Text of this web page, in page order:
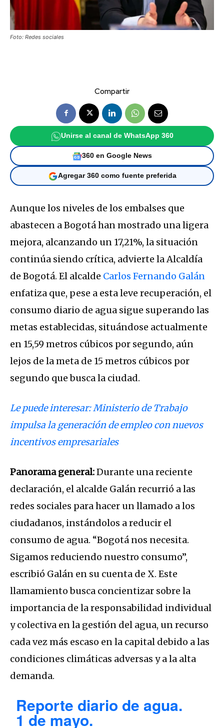
Foto: Redes sociales
Compartir
Unirse al canal de WhatsApp 360
360 en Google News
Agregar 360 como fuente preferida
Aunque los niveles de los embalses que
abastecen a Bogotá han mostrado una ligera
mejora, alcanzando un 17,21%, la situación
continúa siendo crítica, advierte la Alcaldía
de Bogotá. El alcalde Carlos Fernando Galán
enfatiza que, pese a esta leve recuperación, el
consumo diario de agua sigue superando las
metas establecidas, situándose actualmente
en 15,59 metros cúbicos por segundo, aún
lejos de la meta de 15 metros cúbicos por
segundo que busca la ciudad.
Le puede interesar: Ministerio de Trabajo
impulsa la generación de empleo con nuevos
incentivos empresariales
Panorama general:Durante una reciente
declaración, el alcalde Galán recurrió a las
redes sociales para hacer un llamado a los
ciudadanos, instándolos a reducir el
consumo de agua. “Bogotá nos necesita.
Sigamos reduciendo nuestro consumo”,
escribió Galán en su cuenta de X. Este
llamamiento busca concientizar sobre la
importancia de la responsabilidad individual
y colectiva en la gestión del agua, un recurso
cada vez más escaso en la capital debido a las
condiciones climáticas adversas y a la alta
demanda.
Reporte diario de agua.
1 de mayo.